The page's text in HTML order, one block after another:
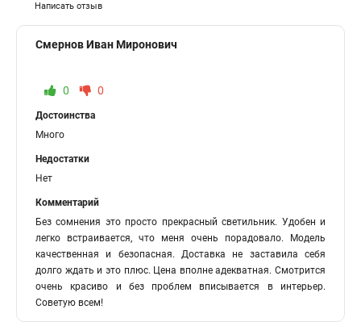
Написать отзыв
Смернов Иван Миронович
0 0
Достоинства
Много
Недостатки
Нет
Комментарий
Без сомнения это просто прекрасный светильник. Удобен и
легко встраивается, что меня очень порадовало. Модель
качественная и безопасная. Доставка не заставила себя
долго ждать и это плюс. Цена вполне адекватная. Смотрится
очень красиво и без проблем вписывается в интерьер.
Советую всем!